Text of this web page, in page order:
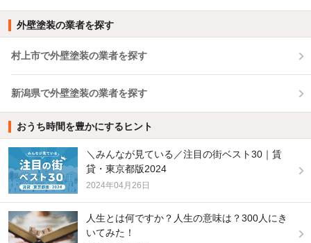
外壁塗装の業者を探す
村上市で外壁塗装の業者を探す
新潟県で外壁塗装の業者を探す
おうち時間を豊かにするヒント
＼みんなが見ている／注目の街ベスト30｜賃
貸・東京都版2024
2024年04月26日
人生とは何ですか？人生の意味は？300人にき
いてみた！